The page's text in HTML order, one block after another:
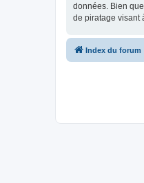
données. Bien
de piratage visant
Index du forum